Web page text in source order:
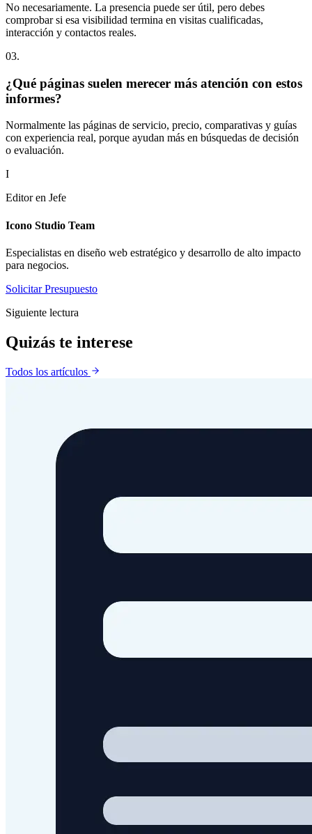
No necesariamente. La presencia puede ser útil, pero debes
comprobar si esa visibilidad termina en visitas cualificadas,
interacción y contactos reales.
03.
¿Qué páginas suelen merecer más atención con estos
informes?
Normalmente las páginas de servicio, precio, comparativas y guías
con experiencia real, porque ayudan más en búsquedas de decisión
o evaluación.
I
Editor en Jefe
Icono Studio Team
Especialistas en diseño web estratégico y desarrollo de alto impacto
para negocios.
Solicitar Presupuesto
Siguiente lectura
Quizás te interese
Todos los artículos